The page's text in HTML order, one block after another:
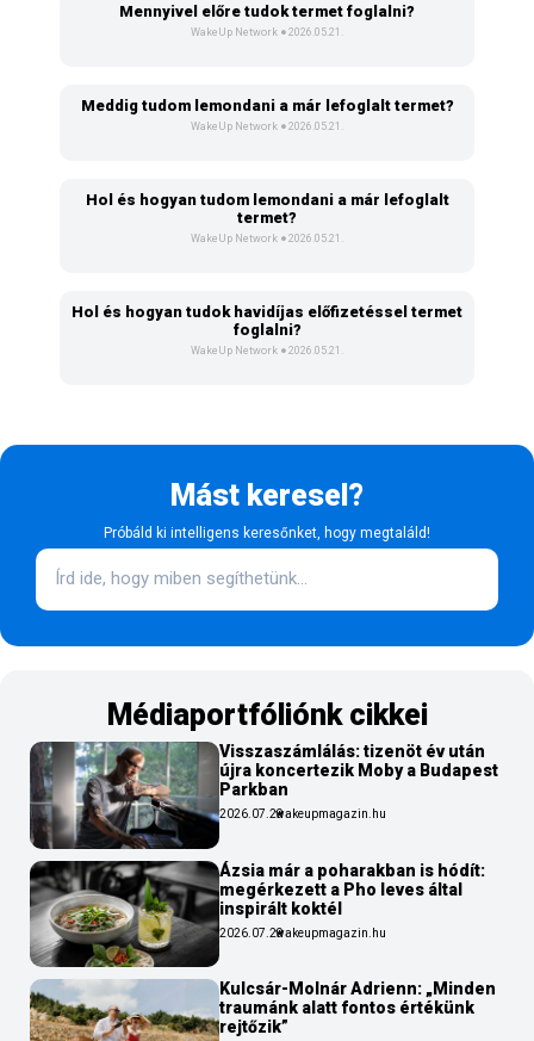
Mennyivel előre tudok termet foglalni?
WakeUp Network 2026.05.21.
Meddig tudom lemondani a már lefoglalt termet?
WakeUp Network 2026.05.21.
Hol és hogyan tudom lemondani a már lefoglalt
termet?
WakeUp Network 2026.05.21.
Hol és hogyan tudok havidíjas előfizetéssel termet
foglalni?
WakeUp Network 2026.05.21.
Mást keresel?
Próbáld ki intelligens keresőnket, hogy megtaláld!
Médiaportfóliónk cikkei
Visszaszámlálás: tizenöt év után
újra koncertezik Moby a Budapest
Parkban
2026.07.29wakeupmagazin.hu
Ázsia már a poharakban is hódít:
megérkezett a Pho leves által
inspirált koktél
2026.07.29wakeupmagazin.hu
Kulcsár-Molnár Adrienn: „Minden
traumánk alatt fontos értékünk
rejtőzik”